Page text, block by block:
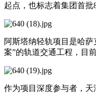
起点，也标志着集团首批
阿斯塔纳轻轨项目是哈
案”的轨道交通工程，目
作为项目深度参与者，